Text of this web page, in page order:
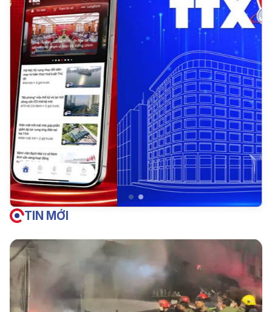
TIN MỚI